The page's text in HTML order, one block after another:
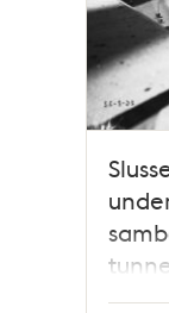
1932